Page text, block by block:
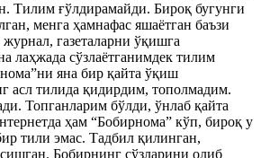
Тилим ғўлдирамайди. Бироқ бугунги
менга ҳамнафас яшаётган баъзи
журнал, газеталарни ўқишга
лаҳжада сўзлаётганимдек тилим
яна бир қайта ўқиш
асл тилида қидирдим, тополмадим.
Топганларим бўлди, ўнлаб қайта
ҳам “Бобирнома” кўп, бироқ у
тили эмас. Тадбил қилинган,
Бобирнинг сўзларини олиб